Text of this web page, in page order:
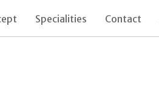
Specialities Contact